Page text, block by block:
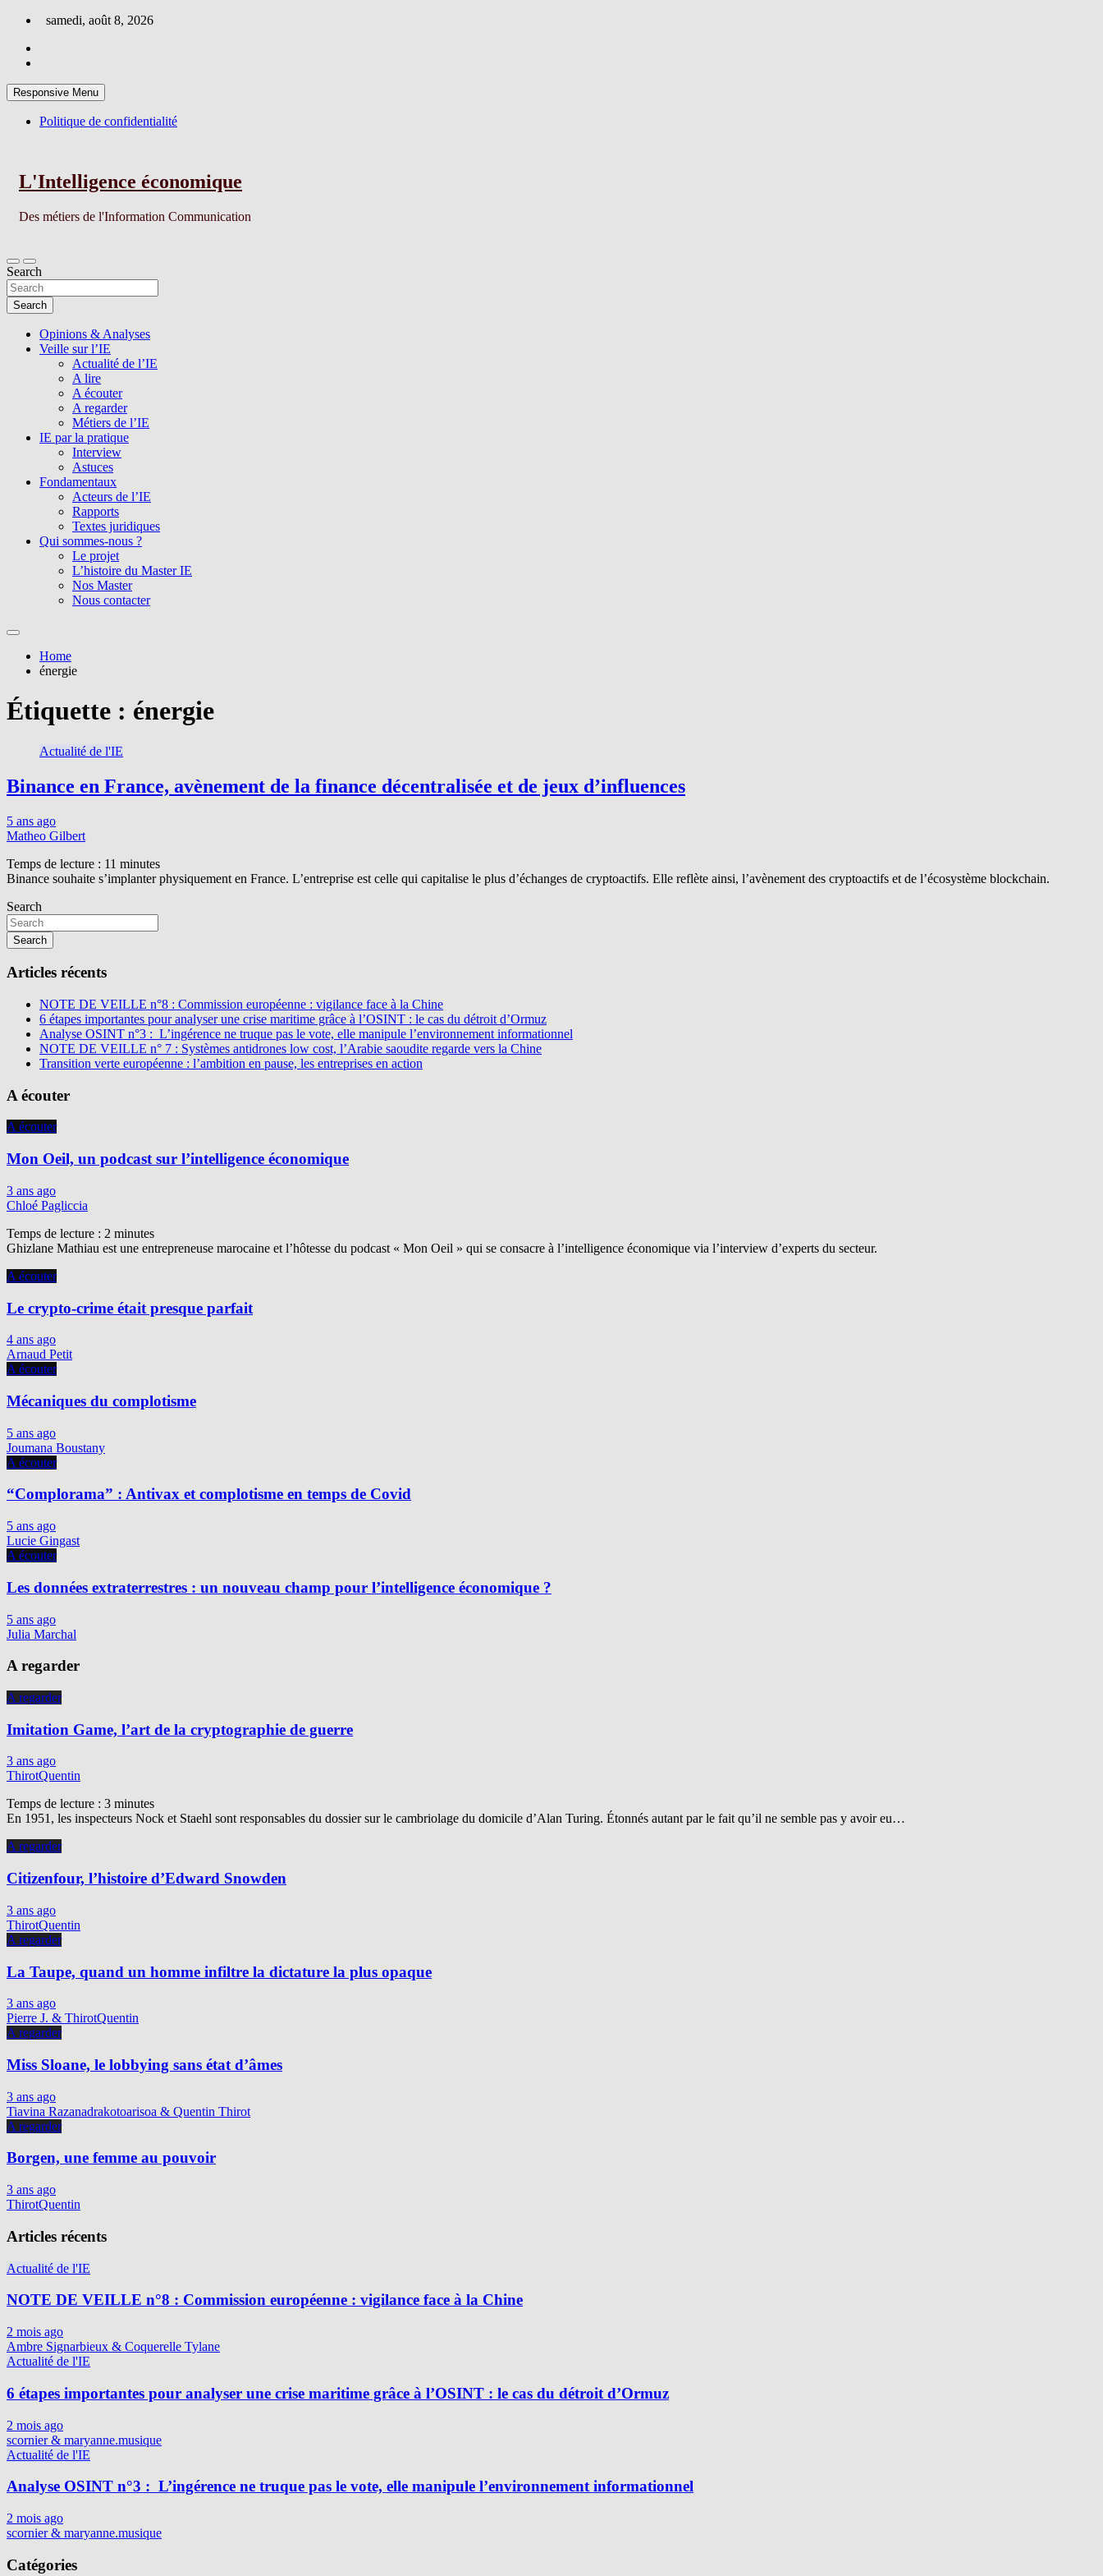
Skip
content
samedi, août 8, 2026
Responsive Menu
Politique de confidentialité
L'Intelligence économique
Des métiers de l'Information Communication
Search
Search
Opinions & Analyses
Veille sur l’IE
Actualité de l’IE
A lire
A écouter
A regarder
Métiers de l’IE
IE par la pratique
Interview
Astuces
Fondamentaux
Acteurs de l’IE
Rapports
Textes juridiques
Qui sommes-nous ?
Le projet
L’histoire du Master IE
Nos Master
Nous contacter
Home
énergie
Étiquette : énergie
Actualité de l'IE
Binance en France, avènement de la finance décentralisée et de jeux d’influences
5 ans ago
Matheo Gilbert
Temps de lecture : 11 minutes
Binance souhaite s’implanter physiquement en France. L’entreprise est celle qui capitalise le plus d’échanges de cryptoactifs. Elle reflète ainsi, l’avènement des cryptoactifs et de l’écosystème blockchain.
Search
Search
Articles récents
NOTE DE VEILLE n°8 : Commission européenne : vigilance face à la Chine
6 étapes importantes pour analyser une crise maritime grâce à l’OSINT : le cas du détroit d’Ormuz
Analyse OSINT n°3 : L’ingérence ne truque pas le vote, elle manipule l’environnement informationnel
NOTE DE VEILLE n° 7 : Systèmes antidrones low cost, l’Arabie saoudite regarde vers la Chine
Transition verte européenne : l’ambition en pause, les entreprises en action
A écouter
A écouter
Mon Oeil, un podcast sur l’intelligence économique
3 ans ago
Chloé Pagliccia
Temps de lecture : 2 minutes
Ghizlane Mathiau est une entrepreneuse marocaine et l’hôtesse du podcast « Mon Oeil » qui se consacre à l’intelligence économique via l’interview d’experts du secteur.
A écouter
Le crypto-crime était presque parfait
4 ans ago
Arnaud Petit
A écouter
Mécaniques du complotisme
5 ans ago
Joumana Boustany
A écouter
“Complorama” : Antivax et complotisme en temps de Covid
5 ans ago
Lucie Gingast
A écouter
Les données extraterrestres : un nouveau champ pour l’intelligence économique ?
5 ans ago
Julia Marchal
A regarder
A regarder
Imitation Game, l’art de la cryptographie de guerre
3 ans ago
ThirotQuentin
Temps de lecture : 3 minutes
En 1951, les inspecteurs Nock et Staehl sont responsables du dossier sur le cambriolage du domicile d’Alan Turing. Étonnés autant par le fait qu’il ne semble pas y avoir eu…
A regarder
Citizenfour, l’histoire d’Edward Snowden
3 ans ago
ThirotQuentin
A regarder
La Taupe, quand un homme infiltre la dictature la plus opaque
3 ans ago
Pierre J. & ThirotQuentin
A regarder
Miss Sloane, le lobbying sans état d’âmes
3 ans ago
Tiavina Razanadrakotoarisoa & Quentin Thirot
A regarder
Borgen, une femme au pouvoir
3 ans ago
ThirotQuentin
Articles récents
Actualité de l'IE
NOTE DE VEILLE n°8 : Commission européenne : vigilance face à la Chine
2 mois ago
Ambre Signarbieux & Coquerelle Tylane
Actualité de l'IE
6 étapes importantes pour analyser une crise maritime grâce à l’OSINT : le cas du détroit d’Ormuz
2 mois ago
scornier & maryanne.musique
Actualité de l'IE
Analyse OSINT n°3 : L’ingérence ne truque pas le vote, elle manipule l’environnement informationnel
2 mois ago
scornier & maryanne.musique
Catégories